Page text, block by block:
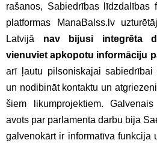
rašanos, Sabiedrības līdzdalības
platformas ManaBalss.lv
Latvijā nav bijusi integrēta
vienuviet apkopotu informāciju
arī ļautu pilsoniskajai sabiedrībai
un nodibināt kontaktu un
šiem likumprojektiem.
avots par parlamenta darbu bija
galvenokārt ir informatīva funkcija